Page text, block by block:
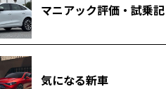
マニアック評価・試乗記
気になる新車